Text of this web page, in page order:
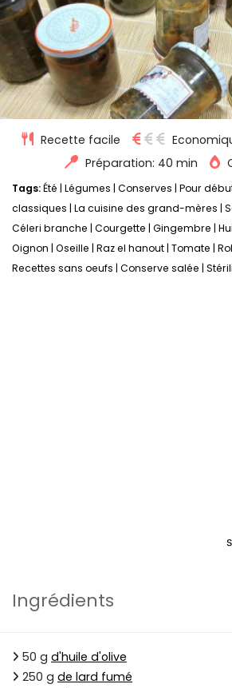
Recette facile
Préparation: 40 min
Tags:Été Légumes Conserves Pour
classiques La cuisine des grand-mères
Céleri branche Courgette Gingembre
Oignon Oseille Raz el hanout Tomate
Recettes sans oeufs Conserve salée
Ingrédients
50 g d'huile d'olive
250 g de lard fumé